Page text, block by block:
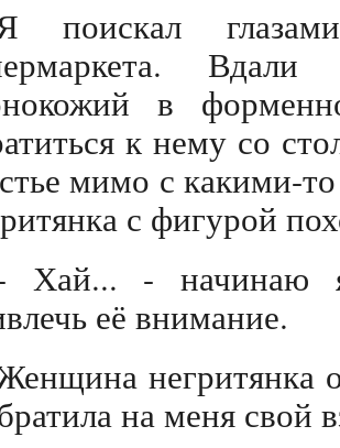
поискал
в
к нему со
мимо с какими-
с фигурой
Хай... - начинаю я
её внимание.
негритянка
на меня свой